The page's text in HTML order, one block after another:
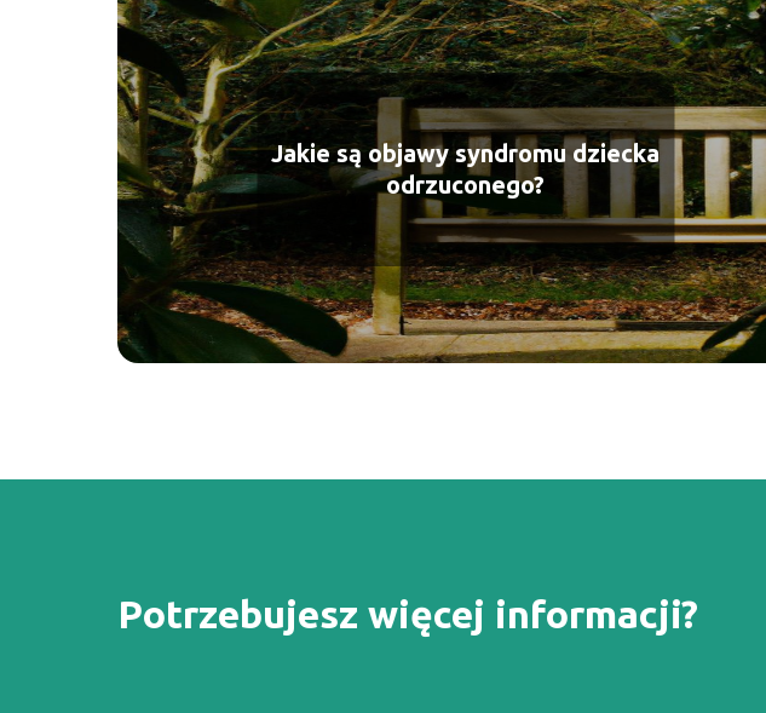
Jakie są objawy syndromu dziecka
odrzuconego?
Potrzebujesz więcej informacji?